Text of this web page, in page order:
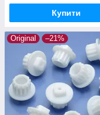
Купити
Original –21%